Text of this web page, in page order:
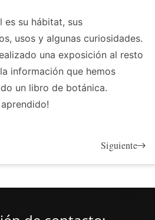
es su hábitat, sus
usos y algunas curiosidades.
una exposición al resto
información que hemos
un libro de botánica.
Siguiente